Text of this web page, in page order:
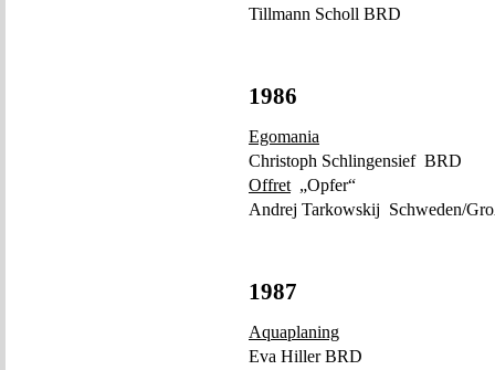
Tillmann Scholl BRD
1986
Egomania
Christoph Schlingensief BRD
Offret „Opfer“
Andrej Tarkowskij Schweden/
1987
Aquaplaning
Eva Hiller BRD